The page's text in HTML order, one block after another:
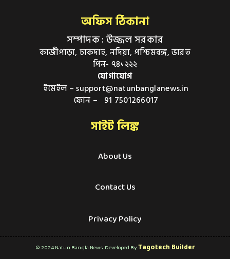
অফিস ঠিকানা
সম্পাদক : উজ্জল সরকার
কাজীপাড়া, চাকদাহ, নদিয়া, পশ্চিমবঙ্গ, ভারত
পিন- ৭৪১২২২
যোগাযোগ
ইমেইল – support@natunbanglanews.in
ফোন – 91 7501266017
সাইট লিঙ্ক
About Us
Contact Us
Privacy Policy
© 2024 Natun Bangla News. Developed ByTagotech Builder